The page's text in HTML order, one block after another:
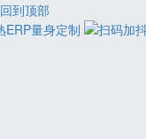
回到顶部